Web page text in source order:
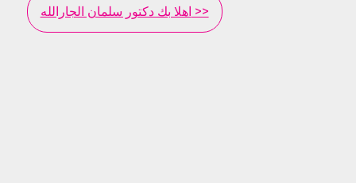
اهلا بك دكتور سلمان الجارالله >>